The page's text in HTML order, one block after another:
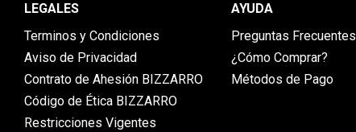
LEGALES
Terminos y Condiciones
Aviso de Privacidad
Contrato de Ahesión BIZZARRO
Código de Ética BIZZARRO
Restricciones Vigentes
AYUDA
Preguntas Frecuentes
¿Cómo Comprar?
Métodos de Pago